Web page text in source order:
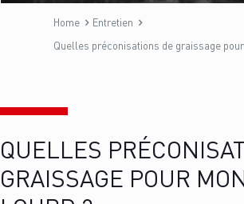
Home
Entretien
Quelles préconisations de graissage
QUELLES
GRAISSAGE POUR